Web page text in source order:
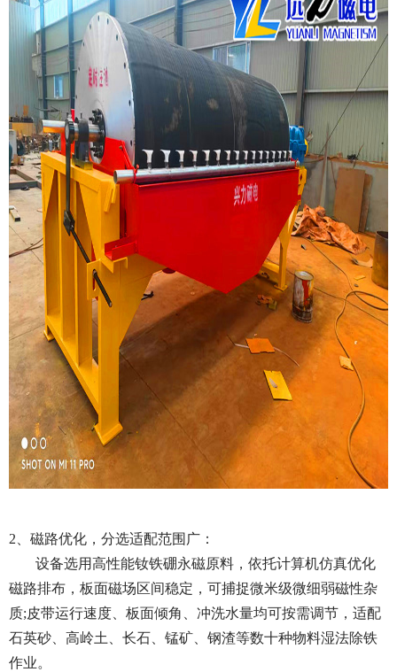
2、磁路优化，分选适配范围广：
设备选用高性能钕铁硼永磁原料，依托计算机仿真优化
磁路排布，板面磁场区间稳定，可捕捉微米级微细弱磁性杂
质;皮带运行速度、板面倾角、冲洗水量均可按需调节，适配
石英砂、高岭土、长石、锰矿、钢渣等数十种物料湿法除铁
作业。